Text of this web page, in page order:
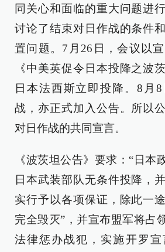
同关心和面临的重大问题进
讨论了结束对日作战的条件
置问题。7月26日，会议以
《中美英促令日本投降之波
日本法西斯立即投降。8月
战，亦正式加入公告。所以
对日作战的共同宣言。
《波茨坦公告》要求：“日本
日本武装部队无条件投降，
实行予以各项保证，除此一
完全毁灭”，并宣布盟军将占
法律惩办战犯，实施开罗宣